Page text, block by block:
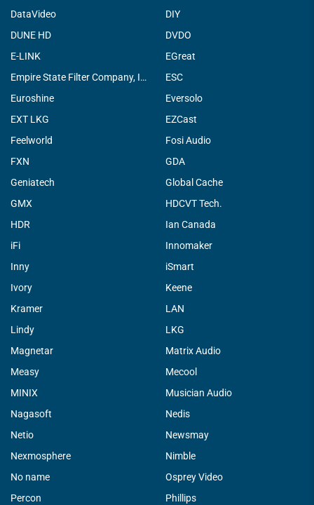
DataVideo
DIY
DUNE HD
DVDO
E-LINK
EGreat
Empire State Filter Company, INC.
ESC
Euroshine
Eversolo
EXT LKG
EZCast
Feelworld
Fosi Audio
FXN
GDA
Geniatech
Global Cache
GMX
HDCVT Tech.
HDR
Ian Canada
iFi
Innomaker
Inny
iSmart
Ivory
Keene
Kramer
LAN
Lindy
LKG
Magnetar
Matrix Audio
Measy
Mecool
MINIX
Musician Audio
Nagasoft
Nedis
Netio
Newsmay
Nexmosphere
Nimble
No name
Osprey Video
Percon
Phillips